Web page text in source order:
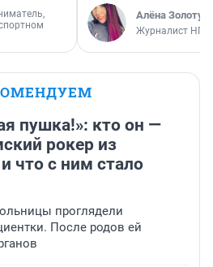
Алёна
Журналист НГС
пушка!»: кто он —
рокер из
что с ним стало
проглядели
После родов ей